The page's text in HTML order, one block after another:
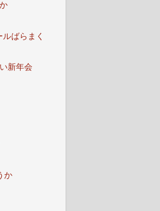
ばらまく
新年会
か